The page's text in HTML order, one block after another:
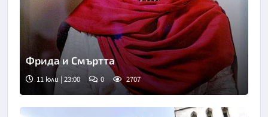
Фрида и Смъртта
11 юли | 23:00 0 2707